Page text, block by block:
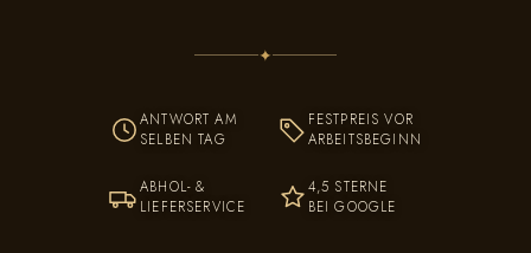
✦
ANTWORT AM
SELBEN TAG
FESTPREIS VOR
ARBEITSBEGINN
ABHOL- &
LIEFERSERVICE
4,5 STERNE
BEI GOOGLE